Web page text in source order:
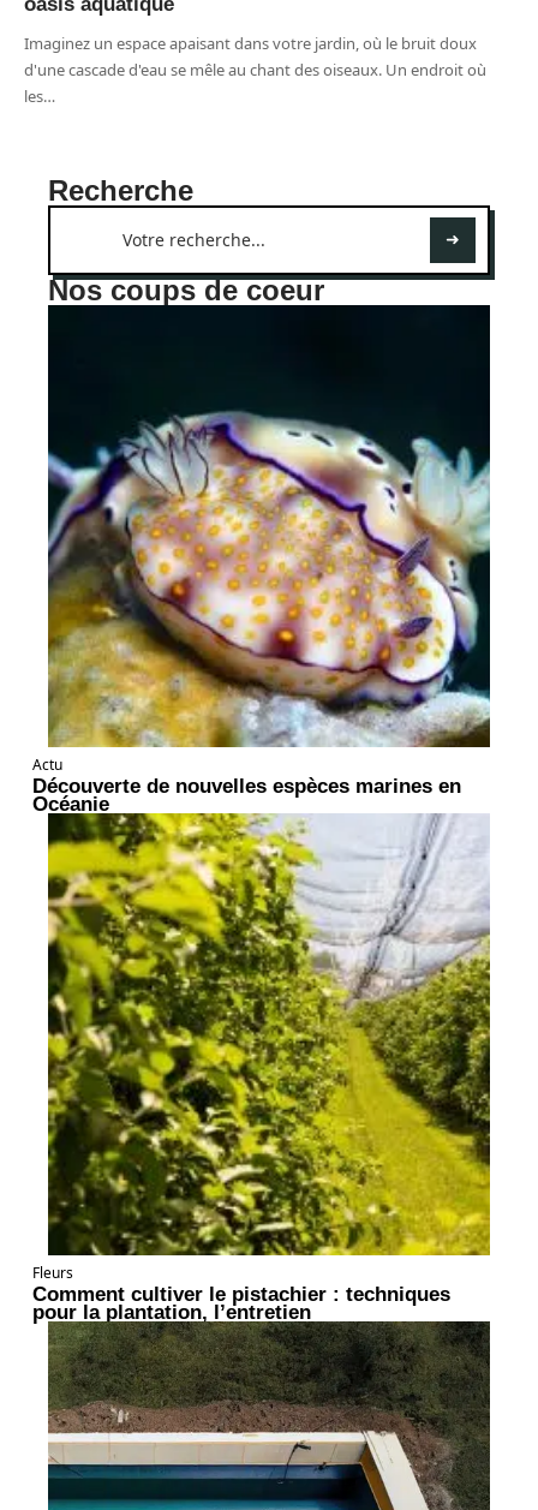
Imaginez un espace apaisant dans votre jardin, où le bruit doux
d'une cascade d'eau se mêle au chant des oiseaux. Un endroit où
les…
Recherche
Nos coups de coeur
Actu
Découverte de nouvelles espèces marines en
Océanie
Fleurs
Comment cultiver le pistachier : techniques
pour la plantation, l’entretien